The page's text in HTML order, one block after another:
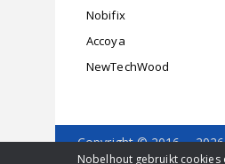
Nobifix
Accoya
NewTechWood
Copyright © 2016 -
Delfweg 36 b-2211 VM
Nobelhout gebruikt cookies